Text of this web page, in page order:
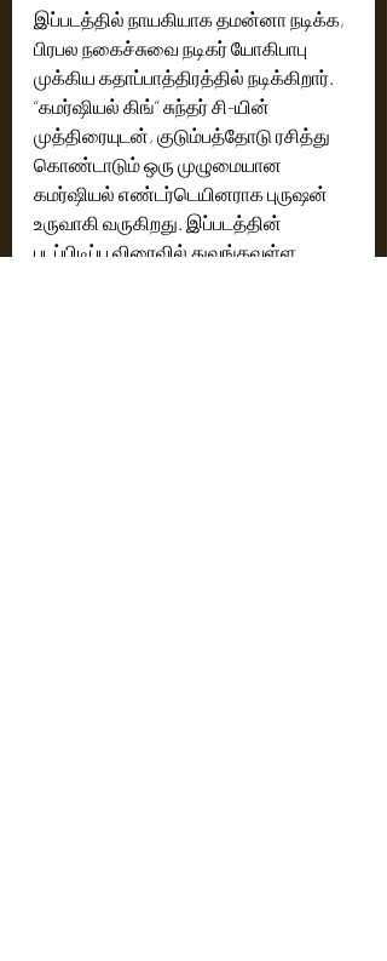
இப்படத்தில் நாயகியாக தமன்னா நடிக்க,
பிரபல நகைச்சுவை நடிகர் யோகிபாபு
முக்கிய கதாப்பாத்திரத்தில் நடிக்கிறார்.
“கமர்ஷியல் கிங்” சுந்தர் சி-யின்
முத்திரையுடன், குடும்பத்தோடு ரசித்து
கொண்டாடும் ஒரு முழுமையான
கமர்ஷியல் எண்டர்டெயினராக புருஷன்
உருவாகி வருகிறது. இப்படத்தின்
படப்பிடிப்பு விரைவில் துவங்கவுள்ள